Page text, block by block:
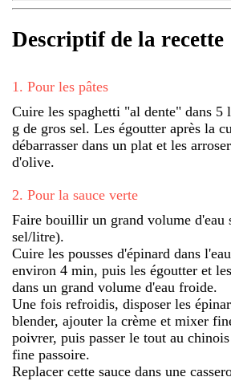
Descriptif de la recette
1 . Pour les pâtes
Cuire les spaghetti "al dente" dans 5
g de gros sel. Les égoutter après la
débarrasser dans un plat et les
d'olive.
2. Pour la sauce verte
Faire bouillir un grand volume d'eau
sel/litre).
Cuire les pousses d'épinard dans
environ 4 min, puis les égoutter et
dans un grand volume d'eau froide.
Une fois refroidis, disposer les
blender, ajouter la crème et mixer
poivrer, puis passer le tout au
fine passoire.
Replacer cette sauce dans une